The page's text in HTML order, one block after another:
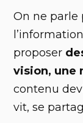
On ne parle
proposer
vision, une
contenu
vit, se